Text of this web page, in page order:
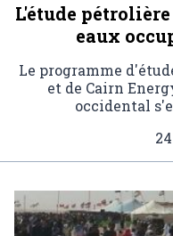
L'étude
eaux
Le programme
et de Cairn
occidental